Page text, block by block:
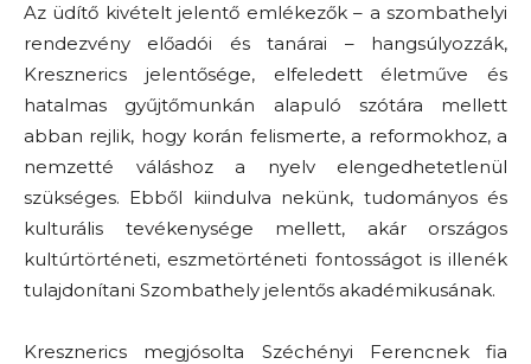
Az üdítő kivételt jelentő emlékezők – a szombathelyi
rendezvény előadói és tanárai – hangsúlyozzák,
Kresznerics jelentősége, elfeledett életműve és
hatalmas gyűjtőmunkán alapuló szótára mellett
abban rejlik, hogy korán felismerte, a reformokhoz, a
nemzetté váláshoz a nyelv elengedhetetlenül
szükséges. Ebből kiindulva nekünk, tudományos és
kulturális tevékenysége mellett, akár országos
kultúrtörténeti, eszmetörténeti fontosságot is illenék
tulajdonítani Szombathely jelentős akadémikusának.
Kresznerics megjósolta Széchényi Ferencnek fia